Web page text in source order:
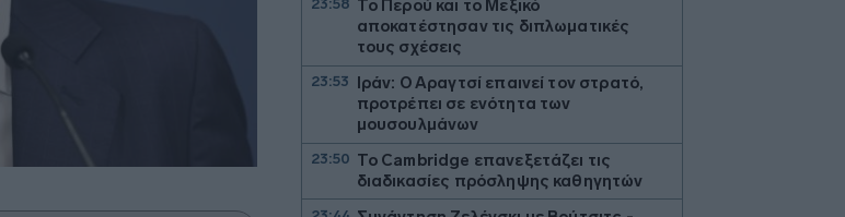
23:58 Το Περού και το Μεξικό
αποκατέστησαν τις διπλωματικές
τους σχέσεις
23:53 Ιράν: Ο Αραγτσί επαινεί τον στρατό,
προτρέπει σε ενότητα των
μουσουλμάνων
23:50 Το Cambridge επανεξετάζει τις
διαδικασίες πρόσληψης καθηγητών